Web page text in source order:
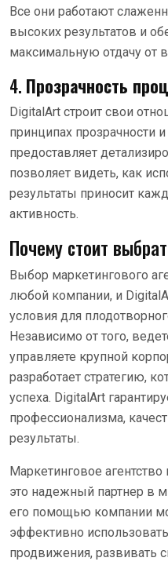
Все они работают
высоких результатов и
максимальную отдачу от
4. Прозрачность
DigitalArt строит свои
принципах прозрачности
предоставляет
позволяет видеть, как
результаты приносит
активность.
Почему стоит
Выбор маркетингового
любой компании, и
условия для
Независимо от того,
управляете крупной
разработает стратегию,
успеха. DigitalArt
профессионализма,
результаты.
Маркетинговое
это надежный партнер в
его помощью компании
эффективно
продвижения, развивать